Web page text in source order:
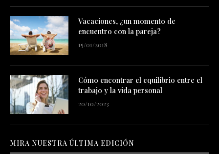
Vacaciones, ¿un momento de
encuentro con la pareja?
15/01/2018
Cómo encontrar el equilibrio entre el
trabajo y la vida personal
20/10/2023
MIRA NUESTRA ÚLTIMA EDICIÓN